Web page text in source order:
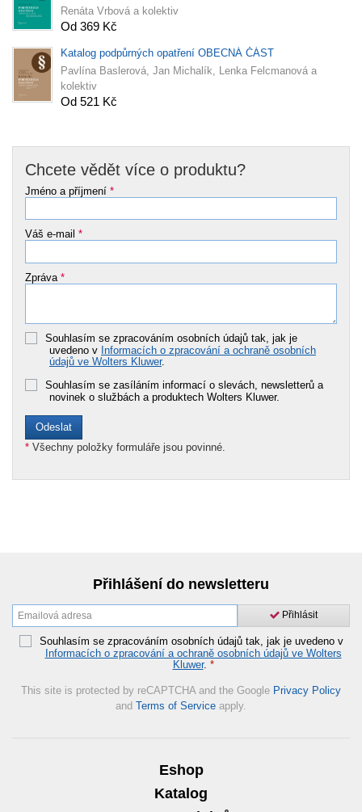
Renáta Vrbová a kolektiv
Od 369 Kč
Katalog podpůrných opatření OBECNÁ ČÁST
Pavlína Baslerová, Jan Michalík, Lenka Felcmanová a
kolektiv
Od 521 Kč
Chcete vědět více o produktu?
Jméno a příjmení *
Váš e-mail *
Zpráva *
Souhlasím se zpracováním osobních údajů tak, jak je
uvedeno v Informacích o zpracování a ochraně osobních
údajů ve Wolters Kluwer.
Souhlasím se zasíláním informací o slevách, newsletterů a
novinek o službách a produktech Wolters Kluwer.
* Všechny položky formuláře jsou povinné.
Přihlášení do newsletteru
Přihlásit
Souhlasím se zpracováním osobních údajů tak, jak je uvedeno v
Informacích o zpracování a ochraně osobních údajů ve Wolters
Kluwer. *
This site is protected by reCAPTCHA and the Google Privacy Policy
and Terms of Service apply.
Eshop
Katalog